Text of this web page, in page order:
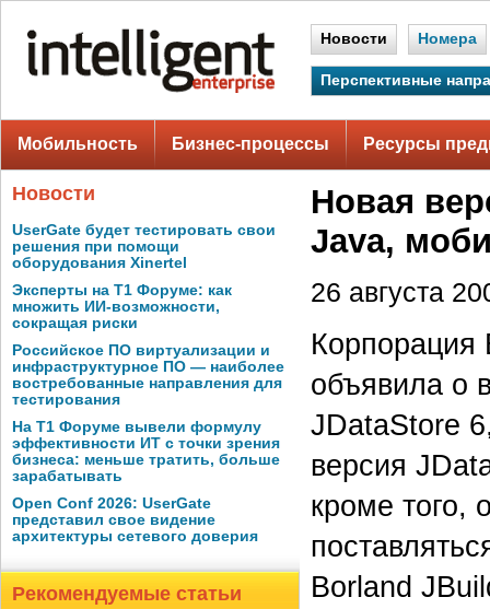
Новости Номера
Перспективные
Мобильность Бизнес-процессы Ресурсы
Новости
UserGate будет тестировать свои
решения при помощи
оборудования Xinertel
Эксперты на Т1 Форуме: как
множить ИИ-возможности,
сокращая риски
Российское ПО виртуализации и
инфраструктурное ПО — наиболее
востребованные направления для
тестирования
На Т1 Форуме вывели формулу
эффективности ИТ с точки зрения
бизнеса: меньше тратить, больше
зарабатывать
Open Conf 2026: UserGate
представил свое видение
архитектуры сетевого доверия
Рекомендуемые статьи
Новая
Java,
26 августа
Корпорация
объявила о
JDataStore
версия
кроме того,
Borland